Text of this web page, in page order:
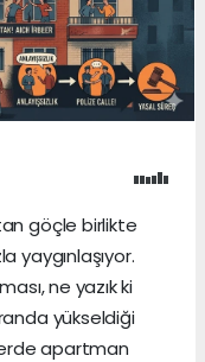
göçle birlikte
yaygınlaşıyor.
ne yazık ki
yükseldiği
apartman